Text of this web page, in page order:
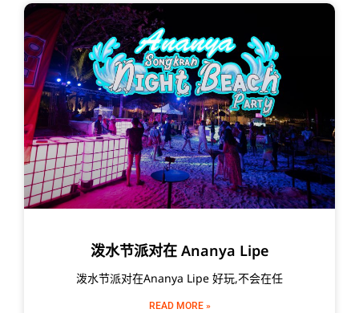
泼水节派对在 Ananya Lipe
泼水节派对在Ananya Lipe 好玩,不会在任
READ MORE »